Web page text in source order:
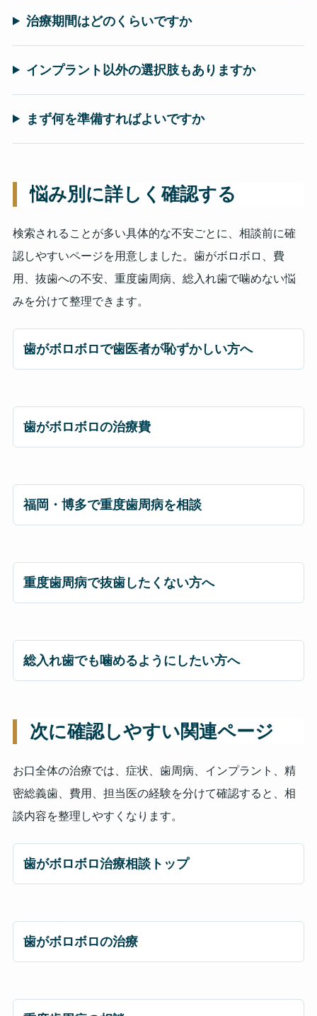
治療期間はどのくらいですか
インプラント以外の選択肢もありますか
まず何を準備すればよいですか
悩み別に詳しく確認する
検索されることが多い具体的な不安ごとに、相談前に確
認しやすいページを用意しました。歯がボロボロ、費
用、抜歯への不安、重度歯周病、総入れ歯で噛めない悩
みを分けて整理できます。
歯がボロボロで歯医者が恥ずかしい方へ
歯がボロボロの治療費
福岡・博多で重度歯周病を相談
重度歯周病で抜歯したくない方へ
総入れ歯でも噛めるようにしたい方へ
次に確認しやすい関連ページ
お口全体の治療では、症状、歯周病、インプラント、精
密総義歯、費用、担当医の経験を分けて確認すると、相
談内容を整理しやすくなります。
歯がボロボロ治療相談トップ
歯がボロボロの治療